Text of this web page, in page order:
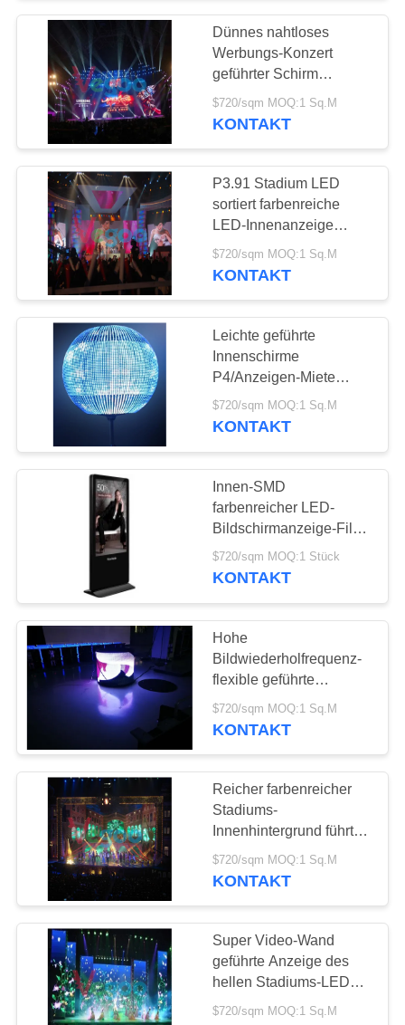
NEUIGKEITEN
BITTE
ANGEBOT
SITEMAP
PRIVACY
POLICY
Dünnes nahtloses
Werbungs-Konzert
geführter Schirm
Druckguss-Aluminium-
Kabinett
$720/sqm MOQ:1 Sq.M
KONTAKT
P3.91 Stadium LED
sortiert farbenreiche
LED-Innenanzeige
9500K - 11500K aus
$720/sqm MOQ:1 Sq.M
KONTAKT
Leichte geführte
Innenschirme
P4/Anzeigen-Miete
MBI5124/ICN 2038S
$720/sqm MOQ:1 Sq.M
KONTAKT
Innen-SMD
farbenreicher LED-
Bildschirmanzeige-Film-
Plakat-Anzeigen-
Leuchtkasten
$720/sqm MOQ:1 Stück
KONTAKT
Hohe
Bildwiederholfrequenz-
flexible geführte
Bildschirmanzeige
stoßsicheres
$720/sqm MOQ:1 Sq.M
KONTAKT
Reicher farbenreicher
Stadiums-
Innenhintergrund führte
lange Lebensdauer des
Schirm-3.91mm
$720/sqm MOQ:1 Sq.M
KONTAKT
Super Video-Wand
geführte Anzeige des
hellen Stadiums-LED
der Schirm-3.91mm
$720/sqm MOQ:1 Sq.M